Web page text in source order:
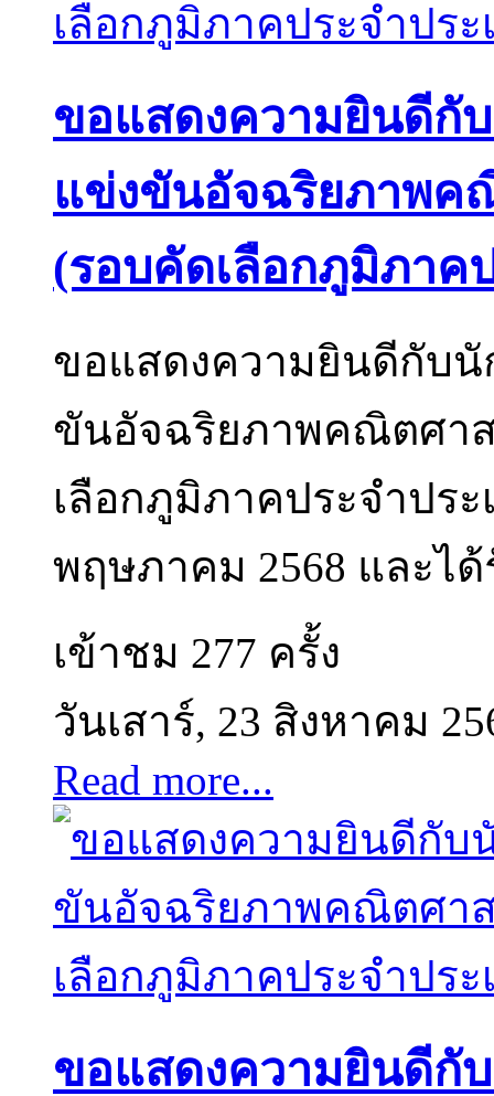
ขอแสดงความยินดีกับ
แข่งขันอัจฉริยภาพค
(รอบคัดเลือกภูมิภาค
ขอแสดงความยินดีกับนั
ขันอัจฉริยภาพคณิตศา
เลือกภูมิภาคประจำประ
พฤษภาคม 2568 และไ
เข้าชม 277 ครั้ง
วันเสาร์, 23 สิงหาคม
Read more...
ขอแสดงความยินดีกับ